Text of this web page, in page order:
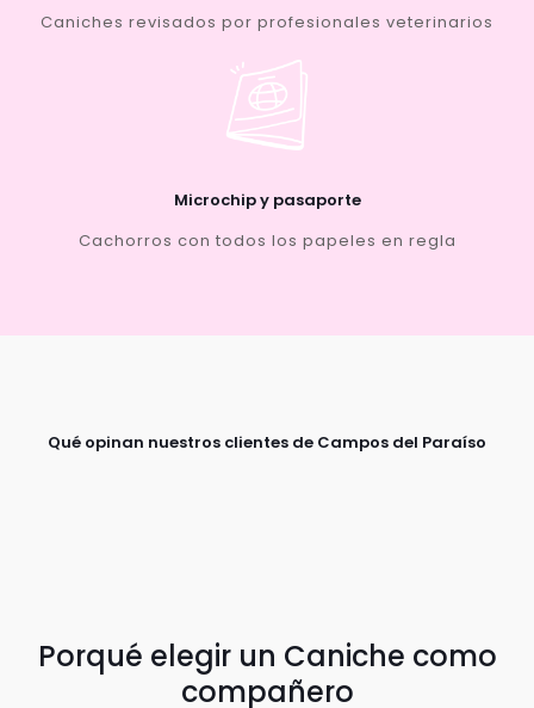
Caniches revisados por profesionales veterinarios
Microchip y pasaporte
Cachorros con todos los papeles en regla
Qué opinan nuestros clientes de Campos del Paraíso
Porqué elegir un Caniche como
compañero